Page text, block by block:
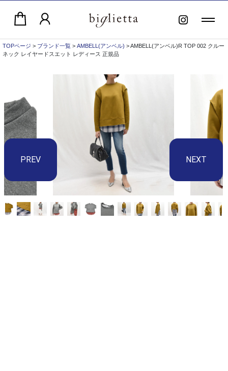
TOPページ > ブランド一覧 > AMBELL(アンベル) > AMBELL(アンベル)R TOP 002 クルー
ネック レイヤードスエット レディース 正規品